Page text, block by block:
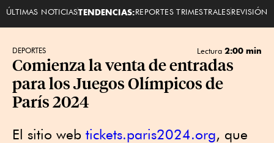
ÚLTIMAS NOTICIASTENDENCIAS:REPORTES TRIMESTRALESREVISIÓN
DEPORTES Lectura 2:00 min
Comienza la venta de entradas
para los Juegos Olímpicos de
París 2024
El sitio web tickets.paris2024.org, que